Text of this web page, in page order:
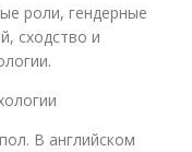
роли, гендерные
сходство и
В английском